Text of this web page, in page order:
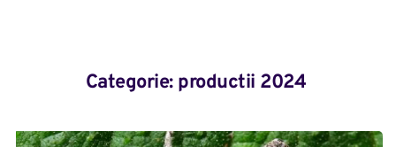
Categorie: productii 2024